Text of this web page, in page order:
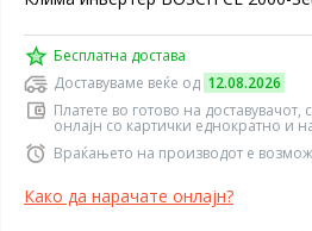
Бесплатна достава
Доставуваме веќе од 12.08.2026
Платете во готово на
онлајн со картички еднократно и
Враќањето на производот е
Како да нарачате онлајн?